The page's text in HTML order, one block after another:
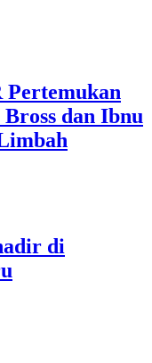
dan Ibnu
di